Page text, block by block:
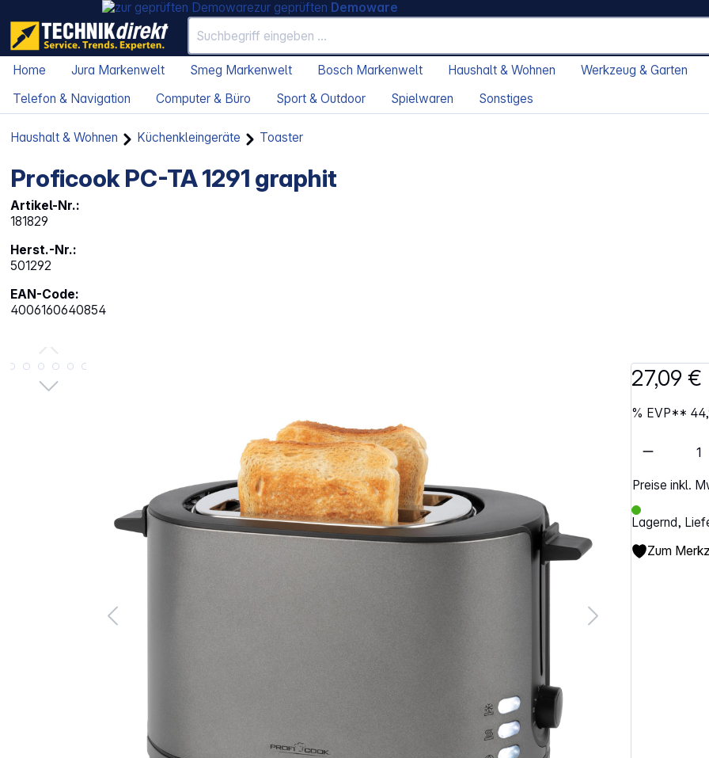
zur geprüften Demoware
Home Jura Markenwelt Smeg Markenwelt Bosch Markenwelt Haushalt & Wohnen
Werkzeug & Garten
Telefon & Navigation
Computer & Büro Sport & Outdoor Spielwaren Sonstiges
Haushalt & Wohnen Küchenkleingeräte Toaster
Proficook PC-TA 1291 graphit
Artikel-Nr.:
181829
Herst.-Nr.:
501292
EAN-Code:
4006160640854
Bildergalerie überspringen 27,09 €
% EVP**
Preise inkl.
Lagernd,
Artikel
Zum